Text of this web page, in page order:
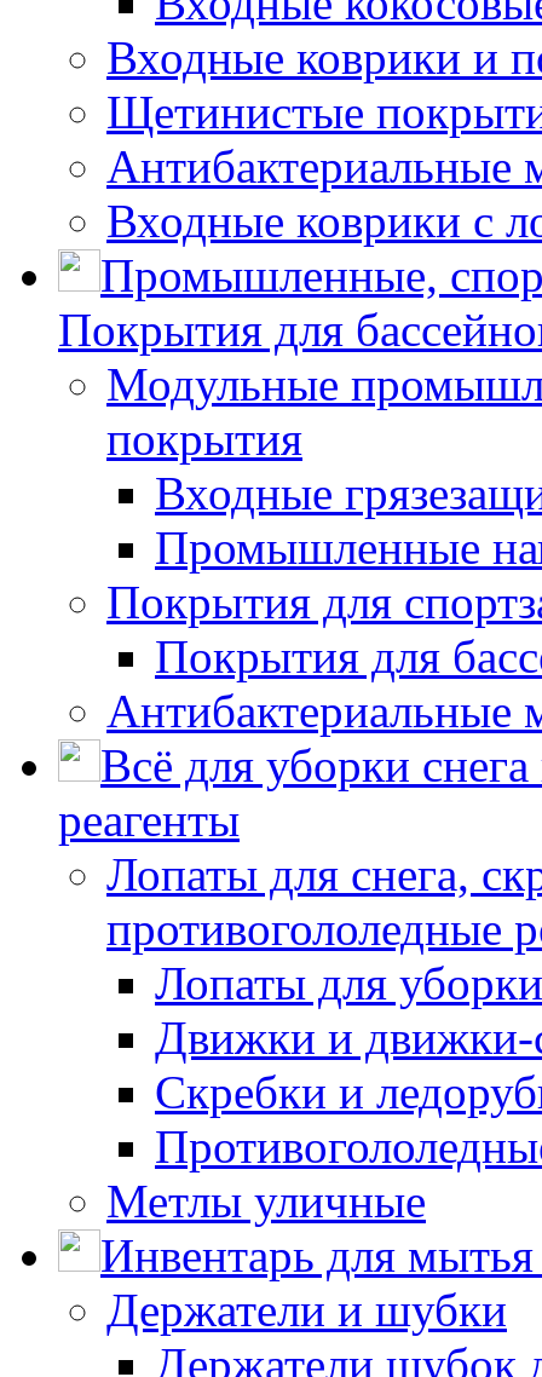
Входные коврики и
Щетинистые
Антибактериальные
Входные коврики с
Промышленные,
Покрытия для
Модульные
покрытия
Входные
Промышленные
Покрытия для
Покрытия для
Антибактериальные
Всё для уборки
реагенты
Лопаты для снега,
противогололедные
Лопаты для
Движки и движки-
Скребки и
Метлы уличные
Инвентарь для мытья
Держатели и шубки
Держатели шубок